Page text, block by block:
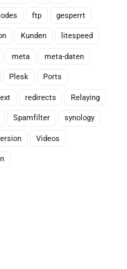
ftp gesperrt
Kunden litespeed
meta meta-daten
Plesk Ports
redirects Relaying
Spamfilter synology
Videos